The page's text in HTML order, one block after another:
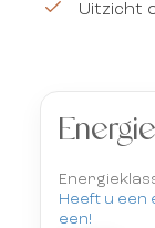
Uitzicht
Heeft u
een!